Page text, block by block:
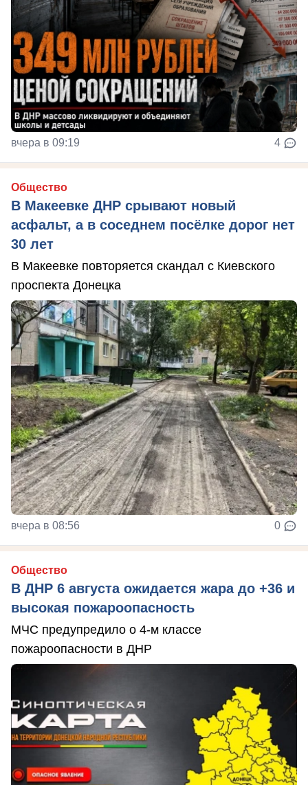
вчера в 09:19 4
Общество
В Макеевке ДНР срывают новый
асфальт, а в соседнем посёлке дорог нет
30 лет
В Макеевке повторяется скандал с Киевского
проспекта Донецка
вчера в 08:56 0
Общество
В ДНР 6 августа ожидается жара до +36 и
высокая пожароопасность
МЧС предупредило о 4-м классе
пожароопасности в ДНР